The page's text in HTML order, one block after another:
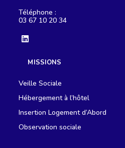
Téléphone :
03 67 10 20 34
un
onglet
MISSIONS
Veille Sociale
Hébergement à l’hôtel
Insertion Logement d’Abord
Observation sociale